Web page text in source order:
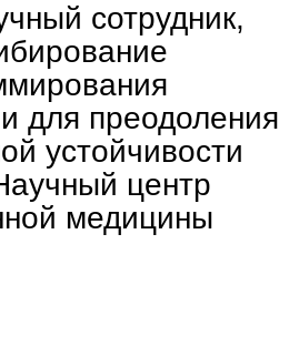
сотрудник,
для преодоления
устойчивости
центр
медицины